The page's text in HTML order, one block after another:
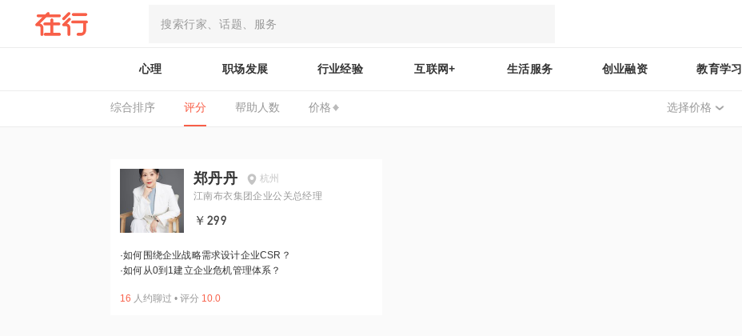
心理 职场发展 行业经验 互联网+ 生活服务 创业融资 教育学习
综合排序 评分 帮助人数 价格 选择价格
郑丹丹
杭州
江南布衣集团企业公关总经理
￥299
·如何围绕企业战略需求设计企业CSR？
·如何从0到1建立企业危机管理体系？
16 人约聊过 • 评分 10.0